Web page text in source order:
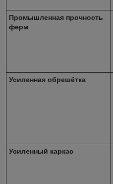
Промышленная прочность
ферм
Усиленная обрешётка
Усиленный каркас